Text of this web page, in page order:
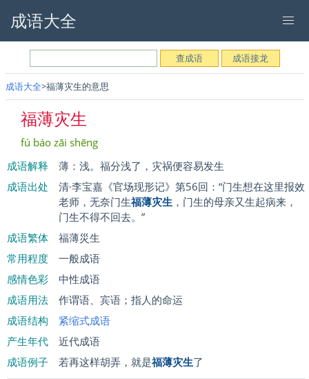
成语大全
成语大全 福薄灾生的意思
福薄灾生
fú báo zāi shēng
成语解释
薄：浅。福分浅了，灾祸便容易发生
成语出处
清·李宝嘉《官场现形记》第56回：“门生想在这里报效
老师，无奈门生福薄灾生 ，门生的母亲又生起病来，
门生不得不回去。”
成语繁体
福薄災生
常用程度
一般成语
感情色彩
中性成语
成语用法
作谓语、宾语；指人的命运
成语结构
紧缩式成语
产生年代
近代成语
成语例子
若再这样胡弄，就是福薄灾生了